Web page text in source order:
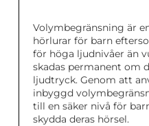
Volymbegränsning är
hörlurar för barn
för höga ljudnivåer än
skadas permanent om
ljudtryck. Genom att
inbyggd
till en säker nivå för
skydda deras hörsel.